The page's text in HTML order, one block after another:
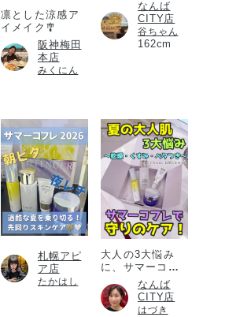
凛とした涼感ア
イメイク🎐
阪神梅田
本店
みくにん
なんば
CITY店
谷ちゃん
162cm
札幌アピ
ア店
たかはし
大人の3大悩み
に、サマーコフ
なんば
CITY店
はづき